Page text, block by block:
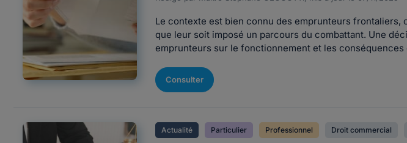
Le contexte est bien connu des emprunteurs frontaliers,
que leur soit imposé un parcours du combattant. Une
emprunteurs sur le fonctionnement et les conséquences
Consulter
Actualité Particulier Professionnel Droit commercial